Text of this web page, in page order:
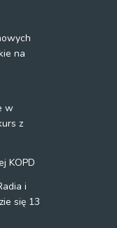
na
w
z
KOPD
i
się 13